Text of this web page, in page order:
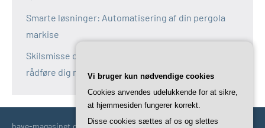
Smarte løsninger: Automatisering af din pergola
markise
Skilsmisse og fælles bolig: Derfor bør du altid
rådføre dig med en boligadvokat
Vi bruger kun nødvendige cookies
Cookies anvendes udelukkende for at sikre,
at hjemmesiden fungerer korrekt.
Disse cookies sættes af os og slettes